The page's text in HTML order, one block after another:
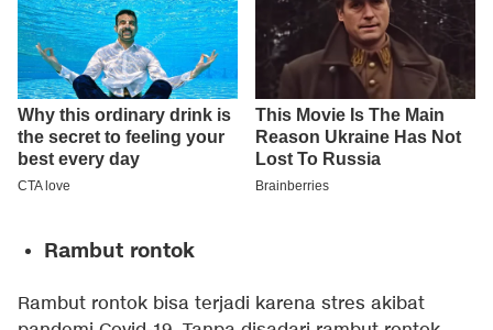
Rambut rontok
Rambut rontok bisa terjadi karena stres akibat